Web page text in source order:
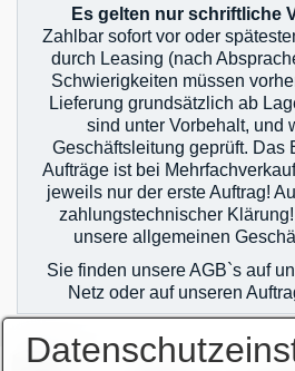
Es gelten nur schriftliche
Zahlbar sofort vor oder
durch Leasing (nach
Schwierigkeiten müssen
Lieferung grundsätzlich ab
sind unter Vorbehalt, und
Geschäftsleitung geprüft. Das
Aufträge ist bei
jeweils nur der erste Auftrag!
zahlungstechnischer
unsere allgemeinen
Sie finden unsere AGB`s auf
Netz oder auf unseren